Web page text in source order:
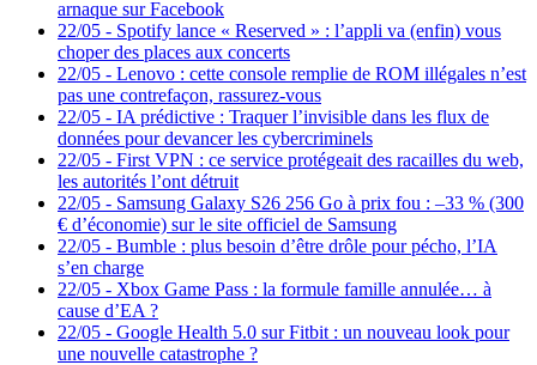
arnaque sur Facebook
22/05 - Spotify lance « Reserved » : l’appli va (enfin) vous
choper des places aux concerts
22/05 - Lenovo : cette console remplie de ROM illégales n’est
pas une contrefaçon, rassurez-vous
22/05 - IA prédictive : Traquer l’invisible dans les flux de
données pour devancer les cybercriminels
22/05 - First VPN : ce service protégeait des racailles du web,
les autorités l’ont détruit
22/05 - Samsung Galaxy S26 256 Go à prix fou : –33 % (300
€ d’économie) sur le site officiel de Samsung
22/05 - Bumble : plus besoin d’être drôle pour pécho, l’IA
s’en charge
22/05 - Xbox Game Pass : la formule famille annulée… à
cause d’EA ?
22/05 - Google Health 5.0 sur Fitbit : un nouveau look pour
une nouvelle catastrophe ?